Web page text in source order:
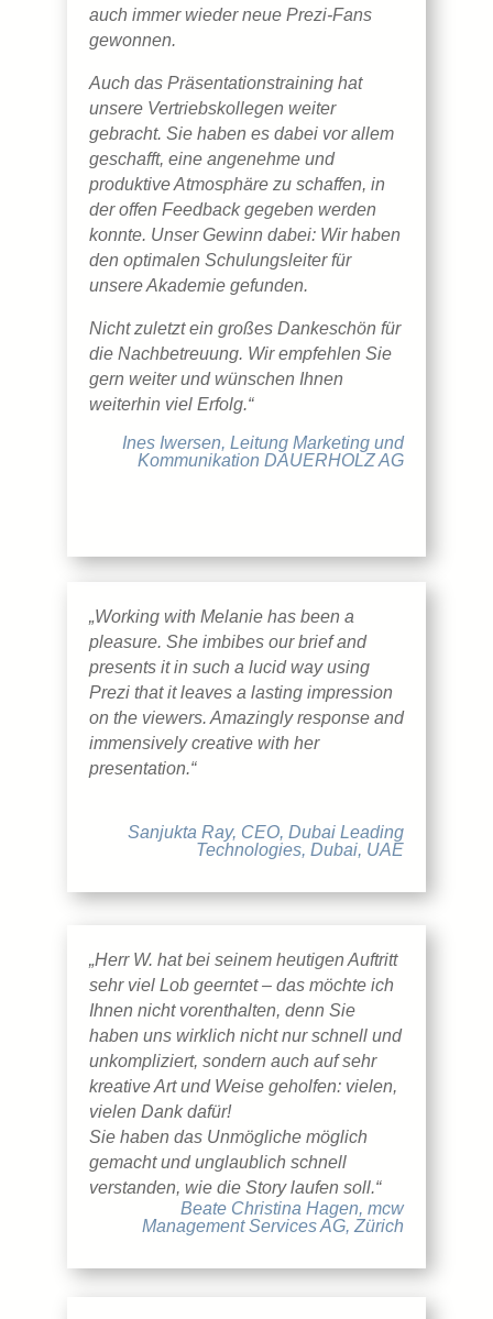
auch immer wieder neue Prezi-Fans
gewonnen.
Auch das Präsentationstraining hat
unsere Vertriebskollegen weiter
gebracht. Sie haben es dabei vor allem
geschafft, eine angenehme und
produktive Atmosphäre zu schaffen, in
der offen Feedback gegeben werden
konnte. Unser Gewinn dabei: Wir haben
den optimalen Schulungsleiter für
unsere Akademie gefunden.
Nicht zuletzt ein großes Dankeschön für
die Nachbetreuung. Wir empfehlen Sie
gern weiter und wünschen Ihnen
weiterhin viel Erfolg.“
Ines Iwersen, Leitung Marketing und
Kommunikation DAUERHOLZ AG
„Working with Melanie has been a
pleasure. She imbibes our brief and
presents it in such a lucid way using
Prezi that it leaves a lasting impression
on the viewers. Amazingly response and
immensively creative with her
presentation.“
Sanjukta Ray, CEO, Dubai Leading
Technologies, Dubai, UAE
„Herr W. hat bei seinem heutigen Auftritt
sehr viel Lob geerntet – das möchte ich
Ihnen nicht vorenthalten, denn Sie
haben uns wirklich nicht nur schnell und
unkompliziert, sondern auch auf sehr
kreative Art und Weise geholfen: vielen,
vielen Dank dafür!
Sie haben das Unmögliche möglich
gemacht und unglaublich schnell
verstanden, wie die Story laufen soll.“
Beate Christina Hagen, mcw
Management Services AG, Zürich